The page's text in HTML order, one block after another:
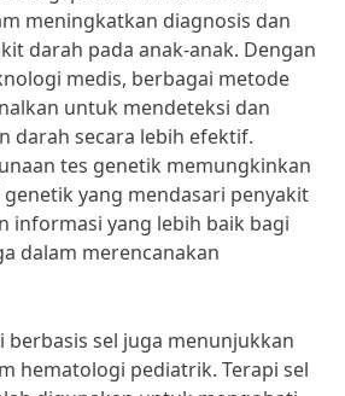
meningkatkan diagnosis dan
darah pada anak-anak. Dengan
medis, berbagai metode
untuk mendeteksi dan
darah secara lebih efektif.
tes genetik memungkinkan
yang mendasari penyakit
informasi yang lebih baik bagi
dalam merencanakan
berbasis sel juga menunjukkan
hematologi pediatrik. Terapi sel